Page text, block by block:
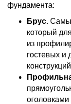
фундамента:
Брус.
который
из
гостевых и
оголовками